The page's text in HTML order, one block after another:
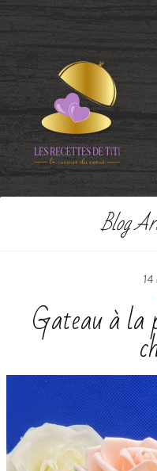
Blog
Gateau à la